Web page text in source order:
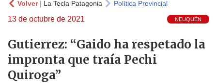
Volver| La Tecla Patagonia Política Provincial
13 de octubre de 2021 NEUQUÉN
Gutierrez: “Gaido ha respetado la
impronta que traía Pechi
Quiroga”